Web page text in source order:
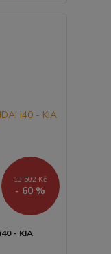
13 502 Kč
- 60 %
- KIA